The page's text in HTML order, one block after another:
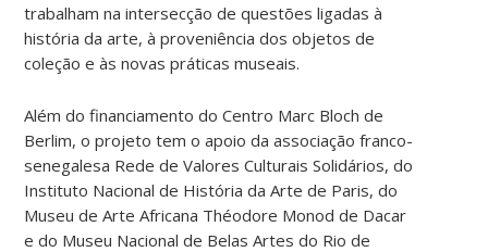
trabalham na intersecção de questões ligadas à
história da arte, à proveniência dos objetos de
coleção e às novas práticas museais.
Além do financiamento do Centro Marc Bloch de
Berlim, o projeto tem o apoio da associação franco-
senegalesa Rede de Valores Culturais Solidários, do
Instituto Nacional de História da Arte de Paris, do
Museu de Arte Africana Théodore Monod de Dacar
e do Museu Nacional de Belas Artes do Rio de